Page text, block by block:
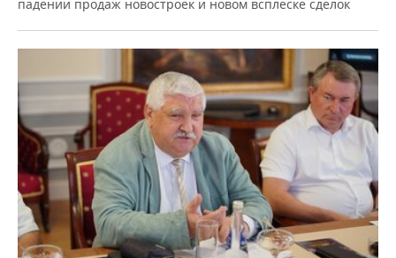
падении продаж новостроек и новом всплеске сделок